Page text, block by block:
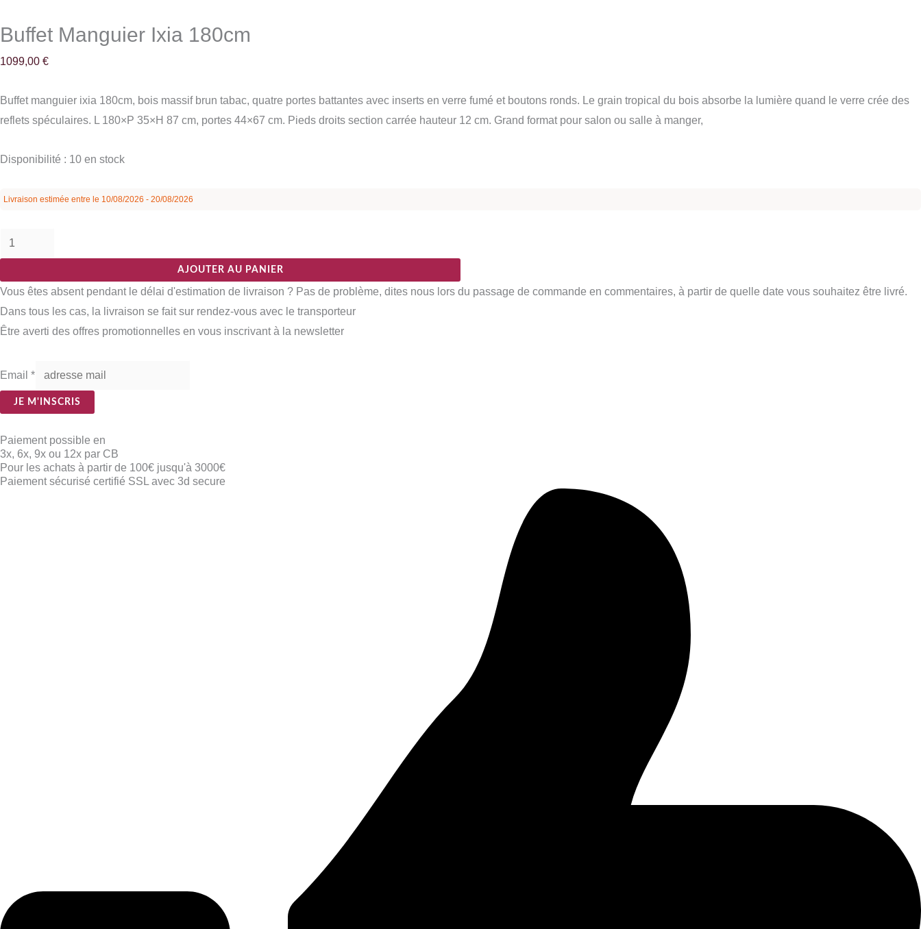
Buffet Manguier Ixia 180cm
1099,00 €
Buffet manguier ixia 180cm, bois massif brun tabac, quatre portes battantes avec inserts en verre fumé et boutons ronds. Le grain tropical du bois absorbe la lumière quand le verre crée des
reflets spéculaires. L 180×P 35×H 87 cm, portes 44×67 cm. Pieds droits section carrée hauteur 12 cm. Grand format pour salon ou salle à manger,
Disponibilité : 10 en stock
Livraison estimée entre le 10/08/2026 - 20/08/2026
AJOUTER AU PANIER
Vous êtes absent pendant le délai d'estimation de livraison ? Pas de problème, dites nous lors du passage de commande en commentaires, à partir de quelle date vous souhaitez être livré.
Dans tous les cas, la livraison se fait sur rendez-vous avec le transporteur
Être averti des offres promotionnelles en vous inscrivant à la newsletter
Email *
JE M'INSCRIS
Paiement possible en
3x, 6x, 9x ou 12x par CB
Pour les achats à partir de 100€ jusqu'à 3000€
Paiement sécurisé certifié SSL avec 3d secure